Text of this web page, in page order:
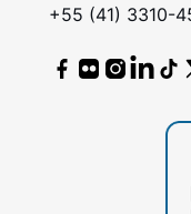
+55 (41) 3310-